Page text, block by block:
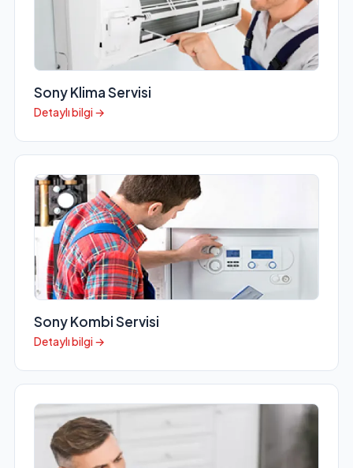
Sony Klima Servisi
Detaylı bilgi →
Sony Kombi Servisi
Detaylı bilgi →